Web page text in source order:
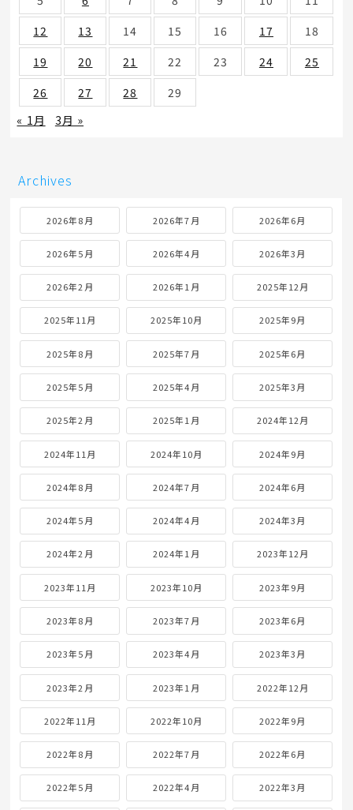
12
13 14 15 16 17
18
19
20 21 22 23 24
25
26
27 28
29
« 1月
3月 »
Archives
2026年8月 2026年7月 2026年6月
2026年5月 2026年4月 2026年3月
2026年2月 2026年1月 2025年12月
2025年11月 2025年10月 2025年9月
2025年8月 2025年7月 2025年6月
2025年5月 2025年4月 2025年3月
2025年2月 2025年1月 2024年12月
2024年11月 2024年10月 2024年9月
2024年8月 2024年7月 2024年6月
2024年5月 2024年4月 2024年3月
2024年2月 2024年1月 2023年12月
2023年11月 2023年10月 2023年9月
2023年8月 2023年7月 2023年6月
2023年5月 2023年4月 2023年3月
2023年2月 2023年1月 2022年12月
2022年11月 2022年10月 2022年9月
2022年8月 2022年7月 2022年6月
2022年5月 2022年4月 2022年3月